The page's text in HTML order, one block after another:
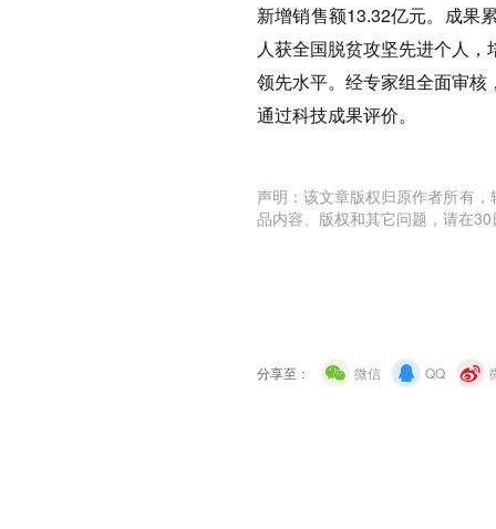
新增销售额13.32亿元。成果
人获全国脱贫攻坚先进个人
领先水平。经专家组全面审核
通过科技成果评价。
声明：该文章版权归原作者所有
品内容、版权和其它问题，请在
分享至： 微信 QQ